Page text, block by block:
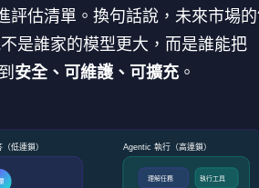
評估清單。換句話說，未來市場的
是誰家的模型更大，而是誰能把
安全、可維護、可擴充 。
低連鎖） Agentic 執行（高連鎖）
理解任務 執行工具